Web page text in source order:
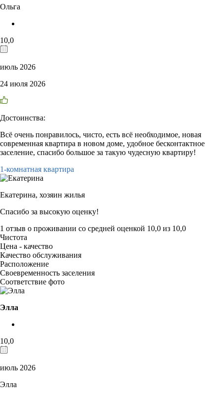
Ольга
10,0
июль 2026
24 июля 2026
Достоинства:
Всё очень понравилось, чисто, есть всё необходимое, новая
современная квартира в новом доме, удобное бесконтактное
заселение, спасибо большое за такую чудесную квартиру!
1-комнатная квартира
Екатерина, хозяин жилья
Спасибо за высокую оценку!
1 отзыв о проживании со средней оценкой 10,0 из 10,0
Чистота
Цена - качество
Качество обслуживания
Расположение
Своевременность заселения
Соответствие фото
Элла
10,0
июль 2026
Элла